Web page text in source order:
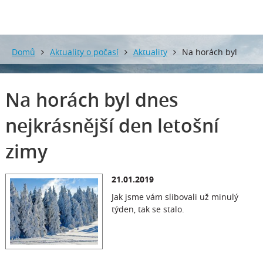
Domů Aktuality o počasí Aktuality Na horách byl
dnes nejkrásnější den letošní zimy
Na horách byl dnes
nejkrásnější den letošní
zimy
21.01.2019
Jak jsme vám slibovali už minulý
týden, tak se stalo.